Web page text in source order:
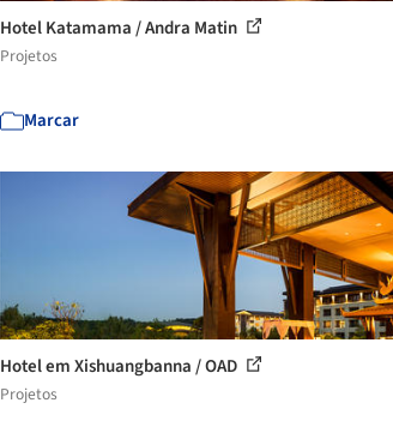
Hotel Katamama / Andra Matin
Projetos
Marcar
Hotel em Xishuangbanna / OAD
Projetos